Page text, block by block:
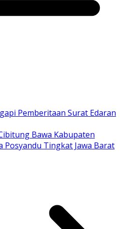
Pemberitaan Surat Edaran
Bawa Kabupaten
Posyandu Tingkat Jawa Barat